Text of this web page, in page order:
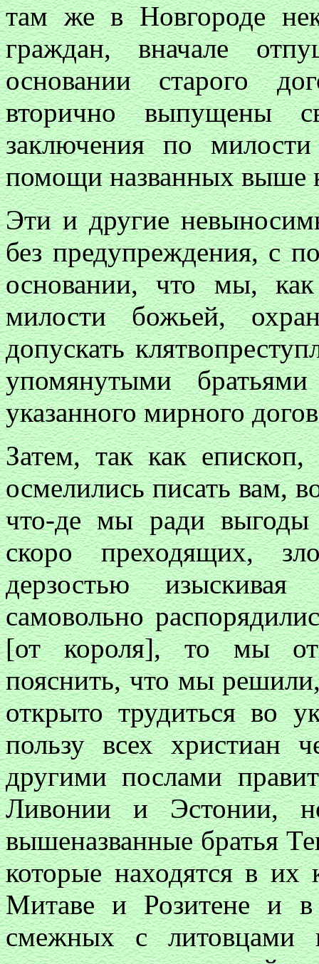
там же в Новгороде
граждан, вначале
основании старого
вторично выпущены
заключения по
помощи названных выше
Эти и другие
без предупреждения, с
основании, что мы,
милости божьей,
допускать
упомянутыми
указанного мирного
Затем, так как
осмелились писать вам,
что-де мы ради
скоро преходящих,
дерзостью изыскивая
самовольно
[от короля], то мы
пояснить, что мы решили,
открыто трудиться во
пользу всех христиан
другими послами
Ливонии и Эстонии,
вышеназванные братья
которые находятся в их
Митаве и Розитене и в
смежных с литовцами